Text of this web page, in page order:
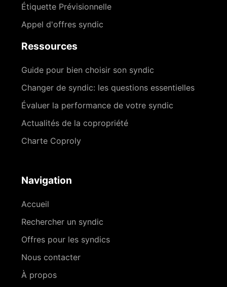
Étiquette Prévisionnelle
Appel d'offres syndic
Ressources
Guide pour bien choisir son syndic
Changer de syndic: les questions essentielles
Évaluer la performance de votre syndic
Actualités de la copropriété
Charte Coproly
Navigation
Accueil
Rechercher un syndic
Offres pour les syndics
Nous contacter
À propos